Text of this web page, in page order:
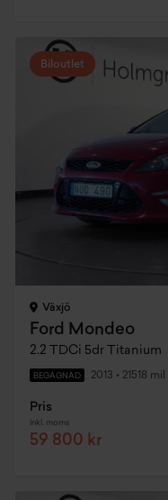
Biloutlet
Växjö
Ford Mondeo
2.2 TDCi 5dr Titanium
BEGAGNAD 2013 • 21518 mil
Pris
Inkl. moms
59 800 kr